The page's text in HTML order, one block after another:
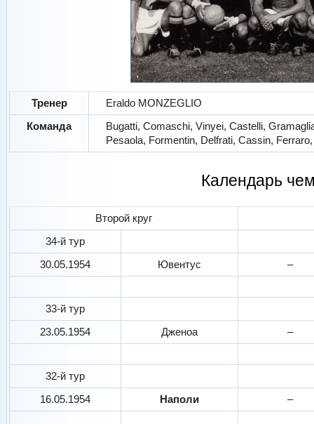
Тренер
Eraldo MONZEGLIO
Команда
Bugatti, Comaschi, Vinyei, Castelli,
Pesaola, Formentin, Delfrati, Cassin,
Календарь
Второй круг
34-й тур
30.05.1954
Ювентус –
33-й тур
23.05.1954
Дженоа –
32-й тур
16.05.1954
Наполи –